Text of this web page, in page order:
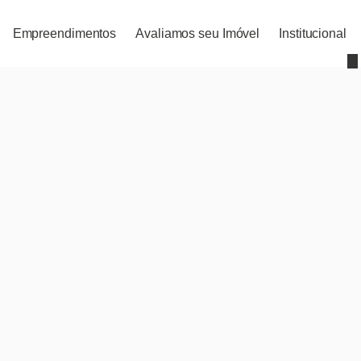
Institucional
Avaliamos seu Imóvel
Empreendimentos